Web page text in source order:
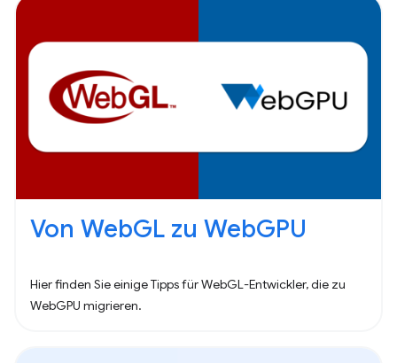
Von WebGL zu WebGPU
Hier finden Sie einige Tipps für WebGL-Entwickler, die zu
WebGPU migrieren.